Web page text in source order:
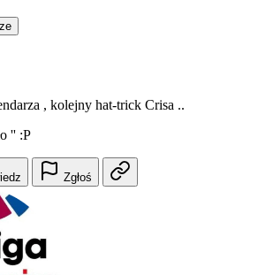
, kolejny hat-trick Crisa ..
'' :P
Zgłoś